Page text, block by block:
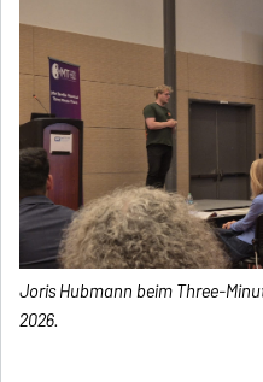
Joris Hubmann beim Three-
2026.